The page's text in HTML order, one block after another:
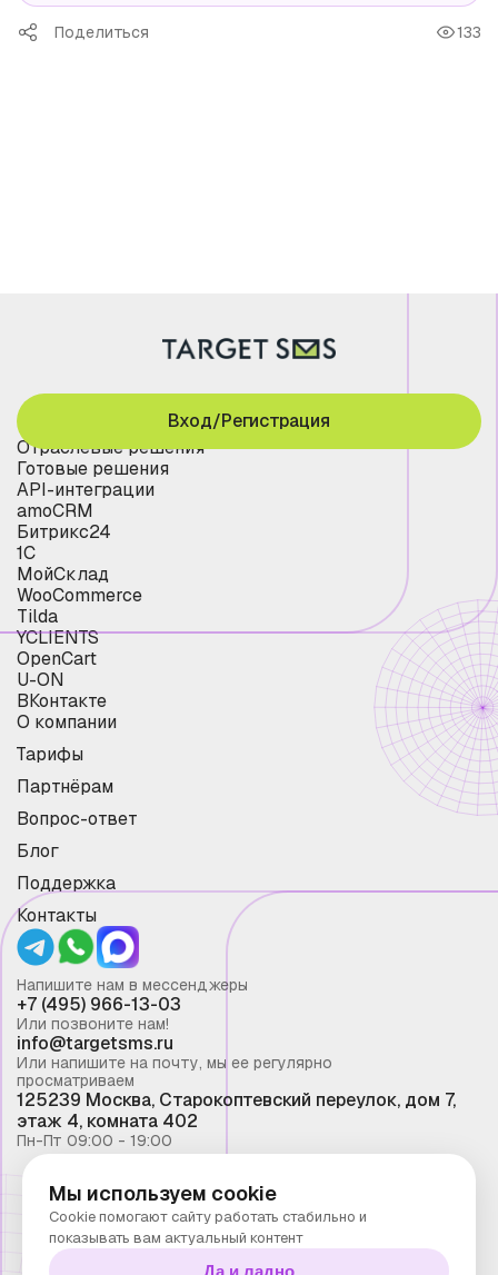
Поделиться 133
Отраслевые решения
Готовые решения
API-интеграции
amoCRM
Битрикс24
1С
МойСклад
WooCommerce
Tilda
YCLIENTS
OpenCart
U-ON
ВКонтакте
О компании
Тарифы
Партнёрам
Вопрос-ответ
Блог
Поддержка
Контакты
Вход/Регистрация
Напишите нам в мессенджеры
+7 (495) 966-13-03
Или позвоните нам!
info@targetsms.ru
Или напишите на почту, мы ее регулярно
просматриваем
125239 Москва, Старокоптевский переулок, дом 7,
этаж 4, комната 402
Пн-Пт 09:00 - 19:00
Смс рассылка 2026 ©
Запрещено копирование материалов сайта без
письменного разрешения ООО "Таргет Телеком"
Мы используем cookie
Cookie помогают сайту работать стабильно и
показывать вам актуальный контент
Да и ладно